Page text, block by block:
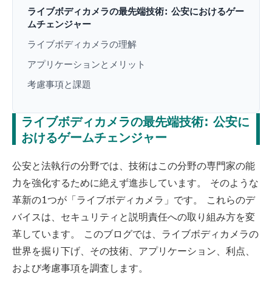
ライブボディカメラの最先端技術: 公安に
おけるゲームチェンジャー
公安と法執行の分野では、技術はこの分野の専門家の能
力を強化するために絶えず進歩しています。 そのような
革新の1つが「ライブボディカメラ」です。 これらのデ
バイスは、セキュリティと説明責任への取り組み方を変
革しています。 このブログでは、ライブボディカメラの
世界を掘り下げ、その技術、アプリケーション、利点、
および考慮事項を調査します。
ライブボディカメラの最先端技術: 公安におけるゲー
ムチェンジャー
ライブボディカメラの理解
アプリケーションとメリット
考慮事項と課題